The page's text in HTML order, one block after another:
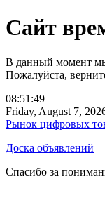
Сайт
В данный момент
Пожалуйста,
08:51:49
Friday, August 7,
Рынок цифровых
Доска объявлений
Спасибо за